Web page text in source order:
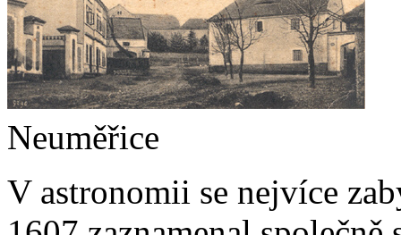
Neuměřice
V astronomii se nejvíce